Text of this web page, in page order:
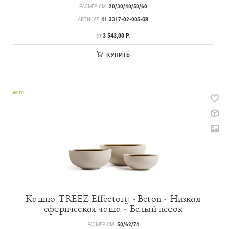
РАЗМЕР СМ. 20/30/40/50/60
АРТИКУЛ 41.3317-02-005-GR
ЦЕНА
ОТ3 543,00 Р.
КУПИТЬ
VIDEO
Кашпо TREEZ Effectory - Beton - Низкая
сферическая чаша - Белый песок
РАЗМЕР СМ. 50/62/74